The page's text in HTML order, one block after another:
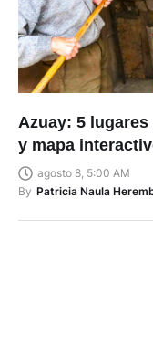
Azuay: 5
y mapa
agosto 8, 5:00 AM
By Patricia Naula